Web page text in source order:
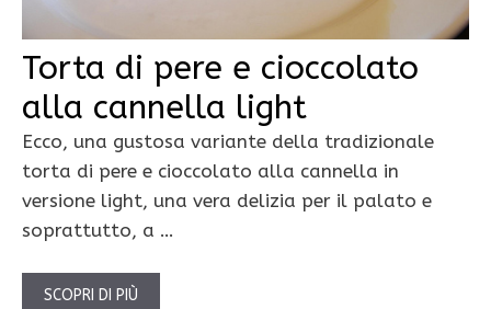
Torta di pere e cioccolato
alla cannella light
Ecco, una gustosa variante della tradizionale
torta di pere e cioccolato alla cannella in
versione light, una vera delizia per il palato e
soprattutto, a …
SCOPRI DI PIÙ